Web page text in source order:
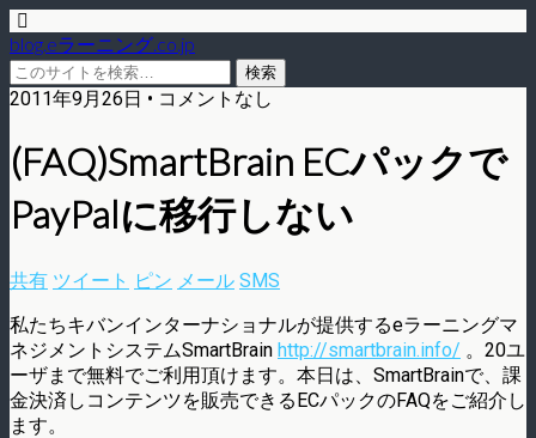
blog.eラーニング.co.jp
2011年9月26日 • コメントなし
(FAQ)SmartBrain ECパックで
PayPalに移行しない
共有 ツイート ピン メール SMS
私たちキバンインターナショナルが提供するeラーニングマ
ネジメントシステムSmartBrain http://smartbrain.info/ 。20ユ
ーザまで無料でご利用頂けます。本日は、SmartBrainで、課
金決済しコンテンツを販売できるECパックのFAQをご紹介し
ます。